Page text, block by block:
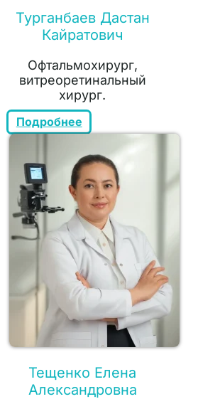
Турганбаев Дастан
Кайратович
Офтальмохирург,
витреоретинальный
хирург.
Подробнее
Тещенко Елена
Александровна